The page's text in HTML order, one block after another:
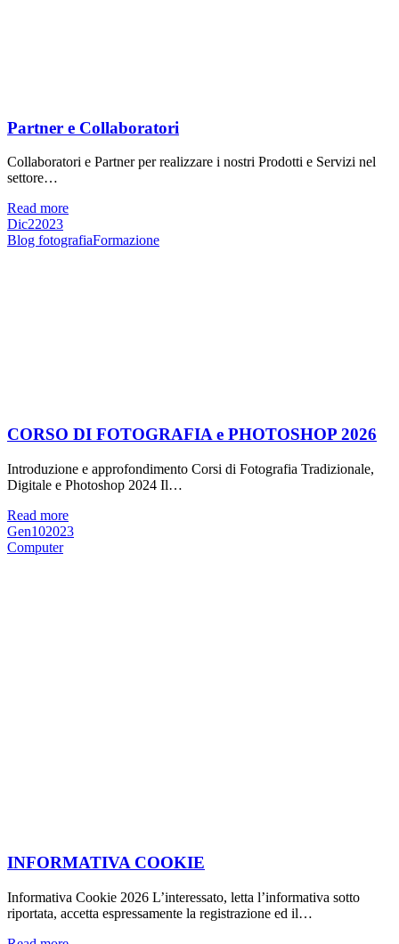
Partner e Collaboratori
Collaboratori e Partner per realizzare i nostri Prodotti e Servizi nel
settore…
Read more
Dic22023
Blog fotografiaFormazione
CORSO DI FOTOGRAFIA e PHOTOSHOP 2026
Introduzione e approfondimento Corsi di Fotografia Tradizionale,
Digitale e Photoshop 2024 Il…
Read more
Gen102023
Computer
INFORMATIVA COOKIE
Informativa Cookie 2026 L’interessato, letta l’informativa sotto
riportata, accetta espressamente la registrazione ed il…